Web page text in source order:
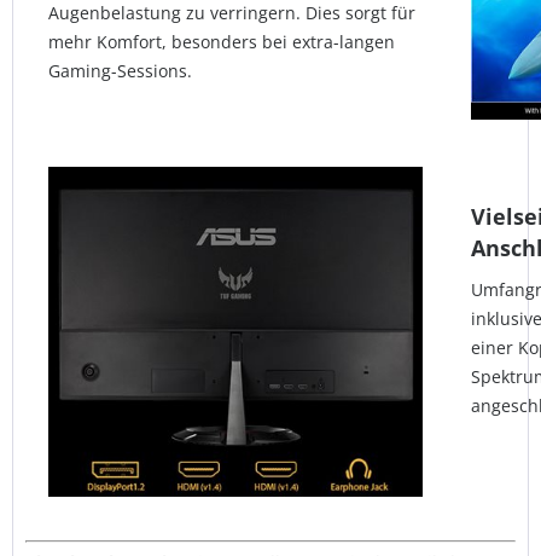
Augenbelastung zu verringern. Dies sorgt für
mehr Komfort, besonders bei extra-langen
Gaming-Sessions.
einer